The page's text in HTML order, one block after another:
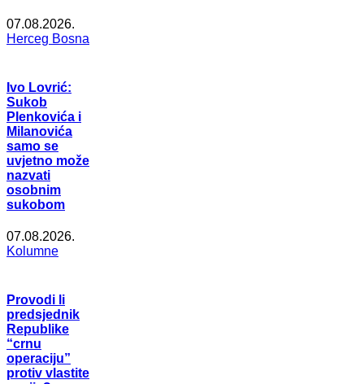
07.08.2026.
Herceg Bosna
Ivo Lovrić:
Sukob
Plenkovića i
Milanovića
samo se
uvjetno može
nazvati
osobnim
sukobom
07.08.2026.
Kolumne
Provodi li
predsjednik
Republike
“crnu
operaciju”
protiv vlastite